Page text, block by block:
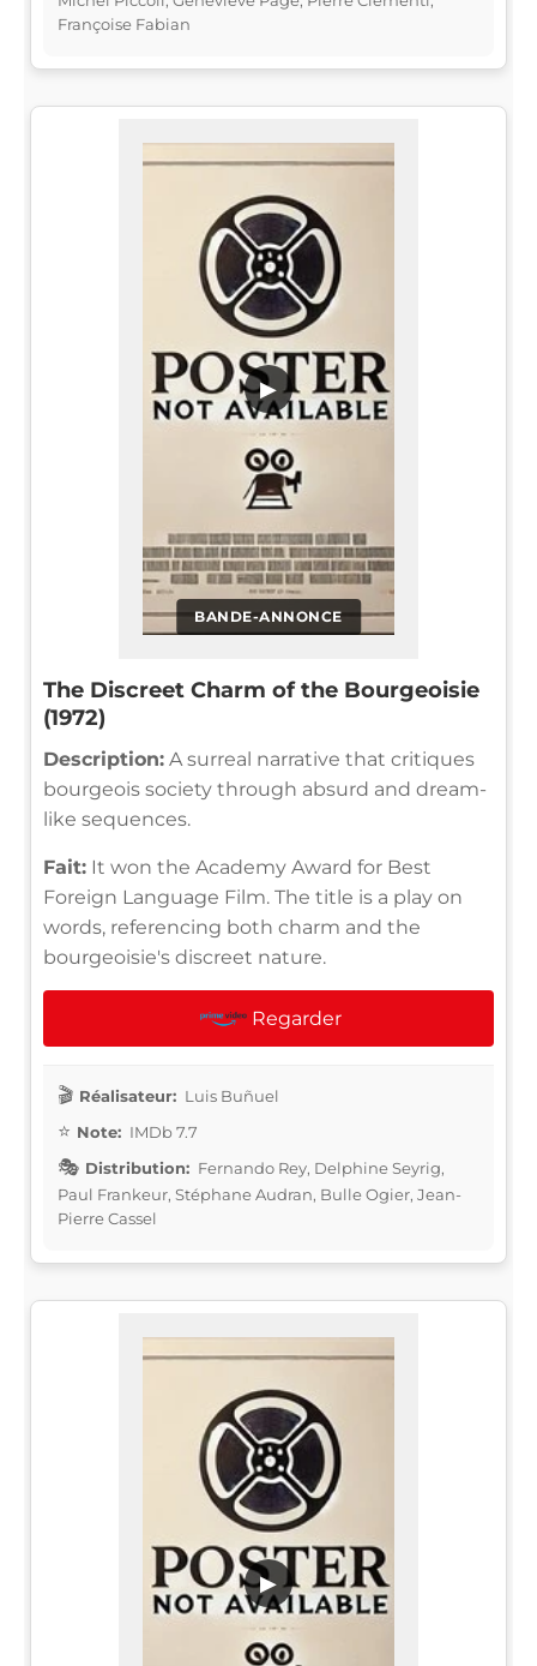
Françoise Fabian
BANDE-ANNONCE
▶
The Discreet Charm of the Bourgeoisie
(1972)
Description: A surreal narrative that critiques
bourgeois society through absurd and dream-
like sequences.
Fait: It won the Academy Award for Best
Foreign Language Film. The title is a play on
words, referencing both charm and the
bourgeoisie's discreet nature.
Regarder
Réalisateur: Luis Buñuel
Note: IMDb 7.7
Distribution: Fernando Rey, Delphine Seyrig,
Paul Frankeur, Stéphane Audran, Bulle Ogier, Jean-
Pierre Cassel
▶